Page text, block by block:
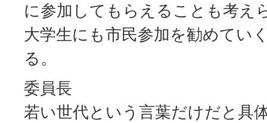
に参加してもらえることも考え
大学生にも市民参加を勧めてい
る。
委員長
若い世代という言葉だけだと具